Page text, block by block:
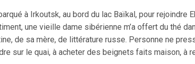
à Irkoutsk, au bord du lac Baïkal, pour rejoindre
une vieille dame sibérienne m’a offert du thé
de sa mère, de littérature russe. Personne ne
sur le quai, à acheter des beignets faits maison, à